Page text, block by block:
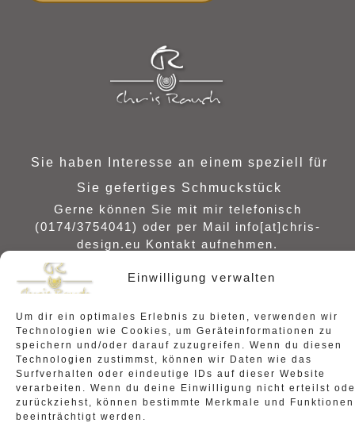
Einwilligung verwalten
Um dir ein optimales Erlebnis zu bieten, verwenden wir
Technologien wie Cookies, um Geräteinformationen zu
speichern und/oder darauf zuzugreifen. Wenn du diesen
Technologien zustimmst, können wir Daten wie das
Surfverhalten oder eindeutige IDs auf dieser Website
verarbeiten. Wenn du deine Einwilligung nicht erteilst
zurückziehst, können bestimmte Merkmale und Funktionen
beeinträchtigt werden.
Sie haben Interesse an einem speziell für
Sie gefertiges Schmuckstück
Gerne können Sie mit mir telefonisch
(0174/3754041) oder per Mail info[at]chris-
design.eu Kontakt aufnehmen.
Künstler |
Y
o
u
t
b
e
I
n
s
t
g
F
a
c
e
b
o
T
w
i
t
e